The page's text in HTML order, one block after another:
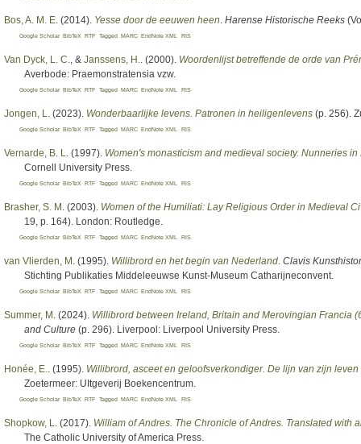
Bos, A. M. E . (2014). Yesse door de eeuwen heen Harense Historische Reeks
Google Scholar BibTeX RTF Tagged MARC EndNote XML RIS
Van Dyck, L. C. , & Janssens, H. . (2000). Woordenlijst betreffende de orde van
Averbode: Praemonstratensia vzw.
Google Scholar BibTeX RTF Tagged MARC EndNote XML RIS
Jongen, L . (2023). Wonderbaarlijke levens. Patronen in heiligenlevens (p. 256).
Google Scholar BibTeX RTF Tagged MARC EndNote XML RIS
Vernarde, B. L . (1997). Women's monasticism and medieval society. Nunneries
Cornell University Press.
Google Scholar BibTeX RTF Tagged MARC EndNote XML RIS
Brasher, S. M . (2003). Women of the Humiliati: Lay Religious Order in Medieval
19, p. 164). London: Routledge.
Google Scholar BibTeX RTF Tagged MARC EndNote XML RIS
van Vlierden, M . (1995). Willibrord en het begin van Nederland Clavis
Stichting Publikaties Middeleeuwse Kunst-Museum Catharijneconvent.
Google Scholar BibTeX RTF Tagged MARC EndNote XML RIS
Summer, M . (2024). Willibrord between Ireland, Britain and Merovingian Francia
and Culture (p. 296). Liverpool: Liverpool University Press.
Google Scholar BibTeX RTF Tagged MARC EndNote XML RIS
Honée, E. . (1995). Willibrord, asceet en geloofsverkondiger. De lijn van zijn
Zoetermeer: UItgeverij Boekencentrum.
Google Scholar BibTeX RTF Tagged MARC EndNote XML RIS
Shopkow, L . (2017). William of Andres. The Chronicle of Andres. Translated with
The Catholic University of America Press.